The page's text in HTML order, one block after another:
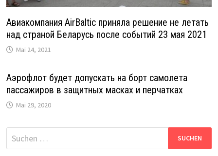
Авиакомпания AirBaltic приняла решение не летать
над страной Беларусь после событий 23 мая 2021
Mai 24, 2021
Аэрофлот будет допускать на борт самолета
пассажиров в защитных масках и перчатках
Mai 29, 2020
Suche
nach: